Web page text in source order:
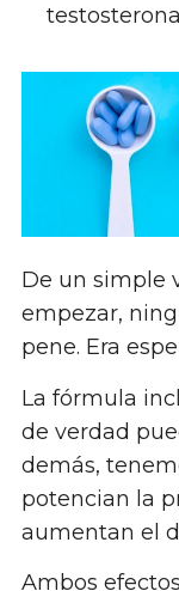
De un simple
empezar,
pene. Era
La fórmula
de verdad
demás,
potencian la
aumentan el
Ambos